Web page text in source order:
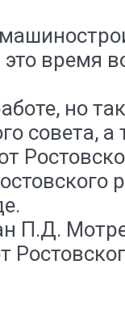
время
но
совета, а
П.Д.